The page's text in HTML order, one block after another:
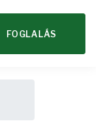
FOGLALÁS